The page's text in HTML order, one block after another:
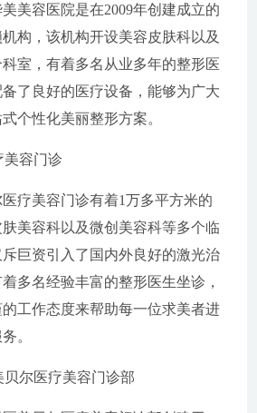
美容医院是在2009年创建成立的
构，该机构开设美容皮肤科以及
室，有着多名从业多年的整形医
了良好的医疗设备，能够为广大
个性化美丽整形方案。
美容门诊
疗美容门诊有着1万多平方米的
美容科以及微创美容科等多个临
巨资引入了国内外良好的激光治
多名经验丰富的整形医生坐诊，
工作态度来帮助每一位求美者进
。
尔医疗美容门诊部